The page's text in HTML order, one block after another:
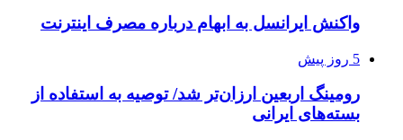
واکنش ایرانسل به ابهام درباره مصرف اینترنت
5 روز پیش
رومینگ اربعین ارزان‌تر شد/ توصیه به استفاده از
بسته‌های ایرانی